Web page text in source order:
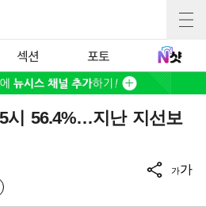
섹션 포토
시 56.4%…지난 지선보
가가